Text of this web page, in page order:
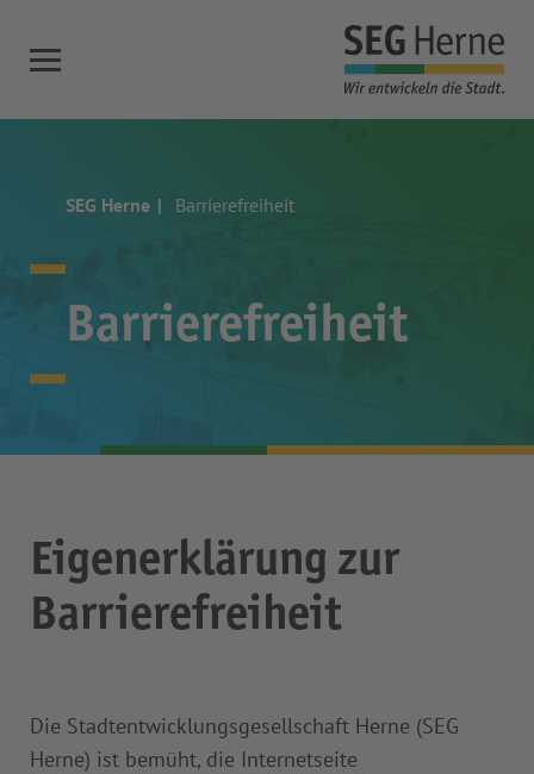
SEG Herne Barrierefreiheit
Barrierefreiheit
Eigenerklärung zur
Barrierefreiheit
Die Stadtentwicklungsgesellschaft Herne (SEG
Herne) ist bemüht, die Internetseite